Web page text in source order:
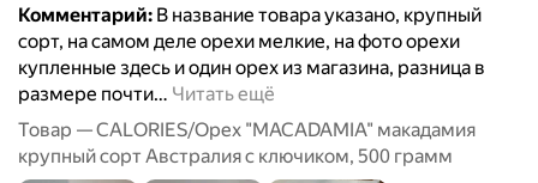
Комментарий: В название товара указано, крупный
сорт, на самом деле орехи мелкие, на фото орехи
купленные здесь и один орех из магазина, разница в
размере почти… Читать ещё
Товар — CALORIES/Орех "MACADAMIA" макадамия
крупный сорт Австралия с ключиком, 500 грамм